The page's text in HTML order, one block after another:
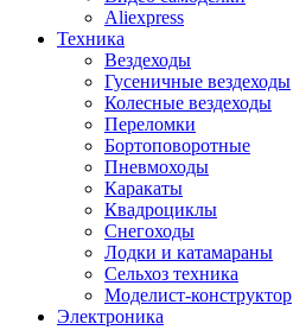
Aliexpress
Техника
Вездеходы
Гусеничные вездеходы
Колесные вездеходы
Переломки
Бортоповоротные
Пневмоходы
Каракаты
Квадроциклы
Снегоходы
Лодки и катамараны
Сельхоз техника
Моделист-конструктор
Электроника